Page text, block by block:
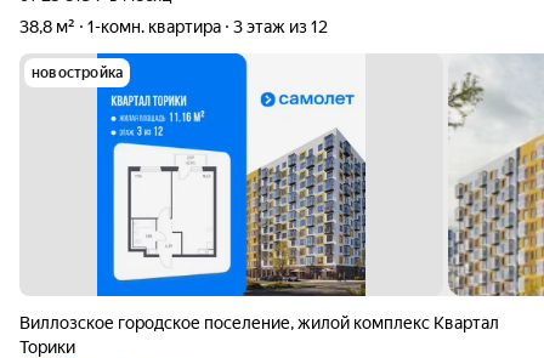
38,8 м²
1-комн. квартира 3 этаж из 12
новостройка
Виллозское городское поселение,жилой комплекс Квартал
Торики